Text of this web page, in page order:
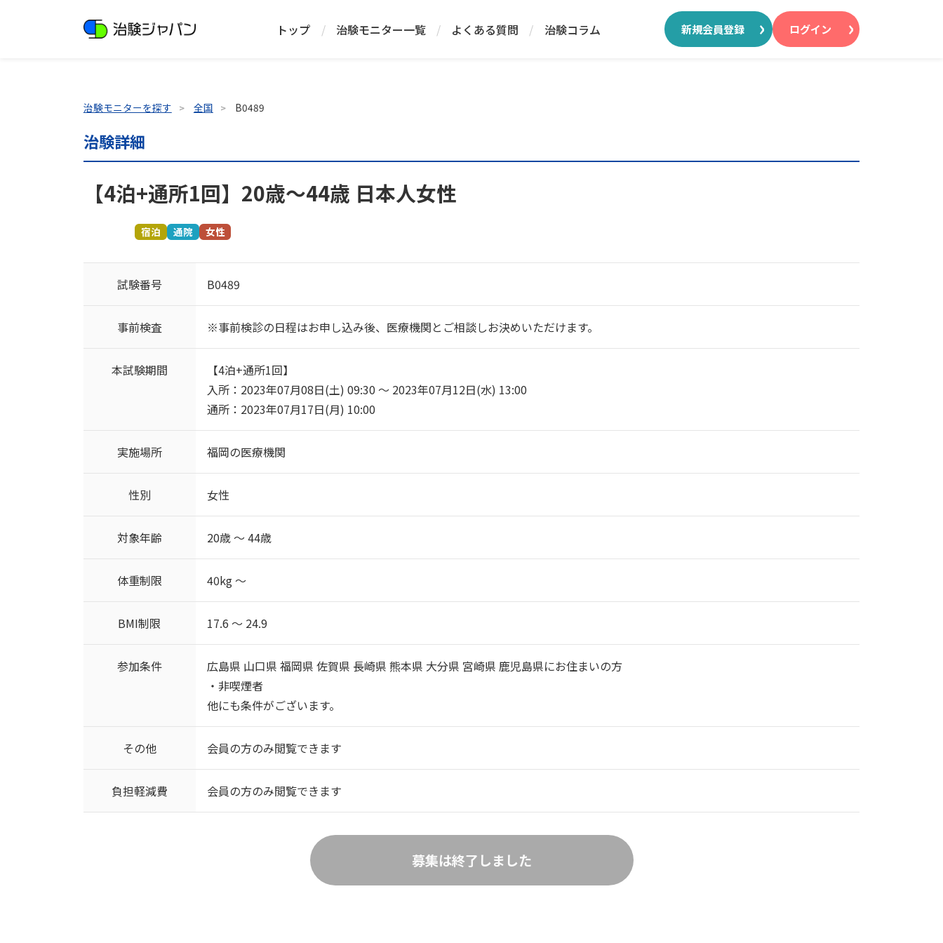
トップ / 治験モニター一覧 / よくある質問 / 治験コラム 新規会員登録 ログイン
治験モニターを探す 全国 B0489
治験詳細
【4泊+通所1回】20歳～44歳 日本人女性
宿泊 通院 女性
試験番号 B0489
事前検査 ※事前検診の日程はお申し込み後、医療機関とご相談しお決めいただけます。
本試験期間
【4泊+通所1回】
入所：2023年07月08日(土) 09:30 ～ 2023年07月12日(水) 13:00
通所：2023年07月17日(月) 10:00
実施場所 福岡の医療機関
性別 女性
対象年齢 20歳 ～ 44歳
体重制限 40kg ～
BMI制限 17.6 ～ 24.9
参加条件
広島県 山口県 福岡県 佐賀県 長崎県 熊本県 大分県 宮崎県 鹿児島県にお住まいの方
・非喫煙者
他にも条件がございます。
その他 会員の方のみ閲覧できます
負担軽減費 会員の方のみ閲覧できます
募集は終了しました